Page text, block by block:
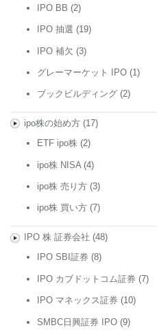
IPO BB (2)
IPO 抽選 (19)
IPO 補欠 (3)
グレーマーケット IPO (1)
ブックビルディング (2)
ipo株の始め方(17)
ETF ipo株 (2)
ipo株 NISA (4)
ipo株 売り方 (3)
ipo株 買い方 (7)
IPO 株 証券会社 (48)
IPO SBI証券 (8)
IPO カブドットコム証券 (7)
IPO マネックス証券 (10)
SMBC日興証券 IPO (9)